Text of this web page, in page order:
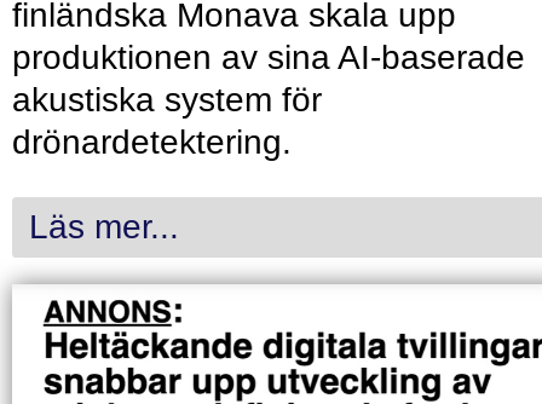
finländska Monava skala upp
produktionen av sina AI-baserade
akustiska system för
drönardetektering.
Läs mer...